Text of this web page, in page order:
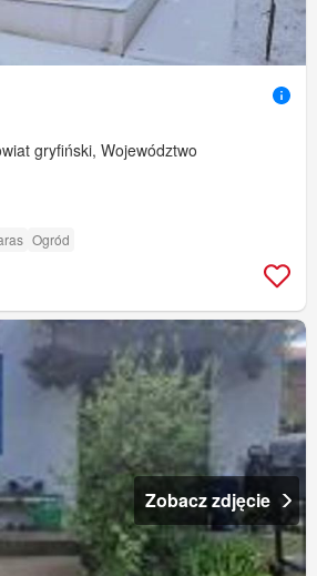
gryfiński, Województwo
Ogród
Zobacz zdjęcie